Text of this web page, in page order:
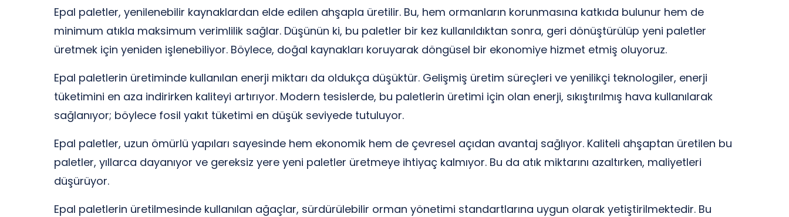
Epal paletler, yenilenebilir kaynaklardan elde edilen ahşapla üretilir. Bu, hem ormanların korunmasına katkıda bulunur hem de
minimum atıkla maksimum verimlilik sağlar. Düşünün ki, bu paletler bir kez kullanıldıktan sonra, geri dönüştürülüp yeni paletler
üretmek için yeniden işlenebiliyor. Böylece, doğal kaynakları koruyarak döngüsel bir ekonomiye hizmet etmiş oluyoruz.
Epal paletlerin üretiminde kullanılan enerji miktarı da oldukça düşüktür. Gelişmiş üretim süreçleri ve yenilikçi teknologiler, enerji
tüketimini en aza indirirken kaliteyi artırıyor. Modern tesislerde, bu paletlerin üretimi için olan enerji, sıkıştırılmış hava kullanılarak
sağlanıyor; böylece fosil yakıt tüketimi en düşük seviyede tutuluyor.
Epal paletler, uzun ömürlü yapıları sayesinde hem ekonomik hem de çevresel açıdan avantaj sağlıyor. Kaliteli ahşaptan üretilen bu
paletler, yıllarca dayanıyor ve gereksiz yere yeni paletler üretmeye ihtiyaç kalmıyor. Bu da atık miktarını azaltırken, maliyetleri
düşürüyor.
Epal paletlerin üretilmesinde kullanılan ağaçlar, sürdürülebilir orman yönetimi standartlarına uygun olarak yetiştirilmektedir. Bu